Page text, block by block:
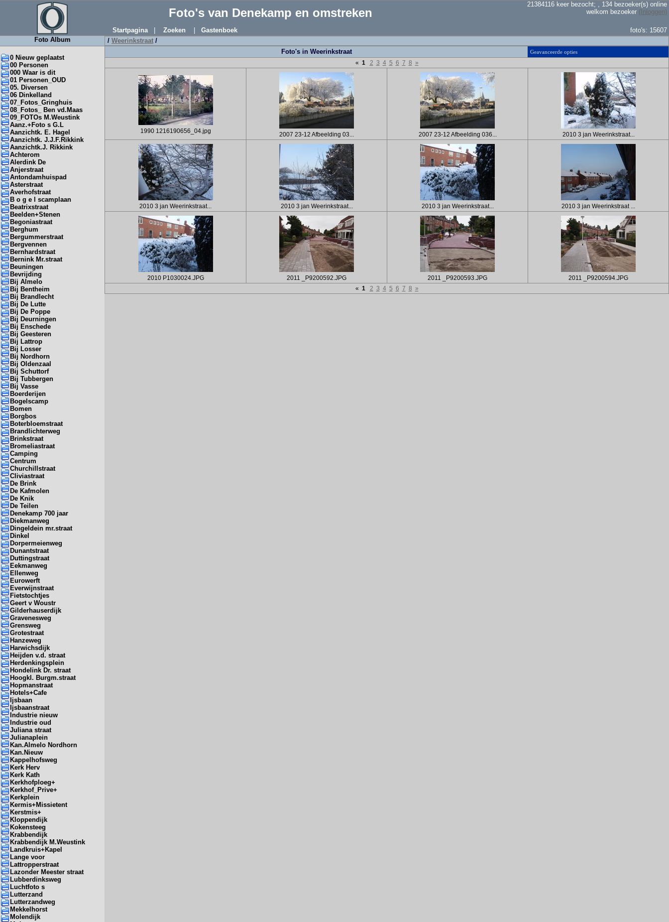
Foto's van Denekamp en omstreken
21384116 keer bezocht; , 134 bezoeker(s) online
welkom bezoeker (Inloggen)
Startpagina| Zoeken Gastenboek
foto's: 15607
Foto Album
0 Nieuw geplaatst
00 Personen
000 Waar is dit
01 Personen_OUD
05. Diversen
06 Dinkelland
07_Fotos_Gringhuis
08_Fotos_ Ben vd.Maas
09_FOTOs M.Weustink
Aanz.+Foto s G.L
Aanzichtk. E. Hagel
Aanzichtk. J.J.F.Rikkink
Aanzichtk.J. Rikkink
Achterom
Alerdink De
Anjerstraat
Antondamhuispad
Asterstraat
Averhofstraat
B o g e l scamplaan
Beatrixstraat
Beelden+Stenen
Begoniastraat
Berghum
Bergummerstraat
Bergvennen
Bernhardstraat
Bernink Mr.straat
Beuningen
Bevrijding
Bij Almelo
Bij Bentheim
Bij Brandlecht
Bij De Lutte
Bij De Poppe
Bij Deurningen
Bij Enschede
Bij Geesteren
Bij Lattrop
Bij Losser
Bij Nordhorn
Bij Oldenzaal
Bij Schuttorf
Bij Tubbergen
Bij Vasse
Boerderijen
Bogelscamp
Bomen
Borgbos
Boterbloemstraat
Brandlichterweg
Brinkstraat
Bromeliastraat
Camping
Centrum
Churchillstraat
Cliviastraat
De Brink
De Kafmolen
De Knik
De Teilen
Denekamp 700 jaar
Diekmanweg
Dingeldein mr.straat
Dinkel
Dorpermeienweg
Dunantstraat
Duttingstraat
Eekmanweg
Ellenweg
Eurowerft
Everwijnstraat
Fietstochtjes
Geert v Woustr
Gilderhauserdijk
Gravenesweg
Grensweg
Grotestraat
Hanzeweg
Harwichsdijk
Heijden v.d. straat
Herdenkingsplein
Hondelink Dr. straat
Hoogkl. Burgm.straat
Hopmanstraat
Hotels+Cafe
Ijsbaan
Ijsbaanstraat
Industrie nieuw
Industrie oud
Juliana straat
Julianaplein
Kan.Almelo Nordhorn
Kan.Nieuw
Kappelhofsweg
Kerk Herv
Kerk Kath
Kerkhofploeg+
Kerkhof_Prive+
Kerkplein
Kermis+Missietent
Kerstmis+
Kloppendijk
Kokensteeg
Krabbendijk
Krabbendijk M.Weustink
Landkruis+Kapel
Lange voor
Lattropperstraat
Lazonder Meester straat
Lubberdinksweg
Luchtfoto s
Lutterzand
Lutterzandweg
Mekkelhorst
Molendijk
/ Weerinkstraat /
Foto's in Weerinkstraat
Geavanceerde opties
« 1 2 3 4 5 6 7 8 »
1990 1216190656_04.jpg 2007 23-12 Afbeelding 03... 2007 23-12 Afbeelding 036... 2010 3 jan Weerinkstraat...
2010 3 jan Weerinkstraat... 2010 3 jan Weerinkstraat... 2010 3 jan Weerinkstraat... 2010 3 jan Weerinkstraat ...
2010 P1030024.JPG 2011 _P9200592.JPG 2011 _P9200593.JPG
2011 _P9200594.JPG
« 1 2 3 4 5 6 7 8 »